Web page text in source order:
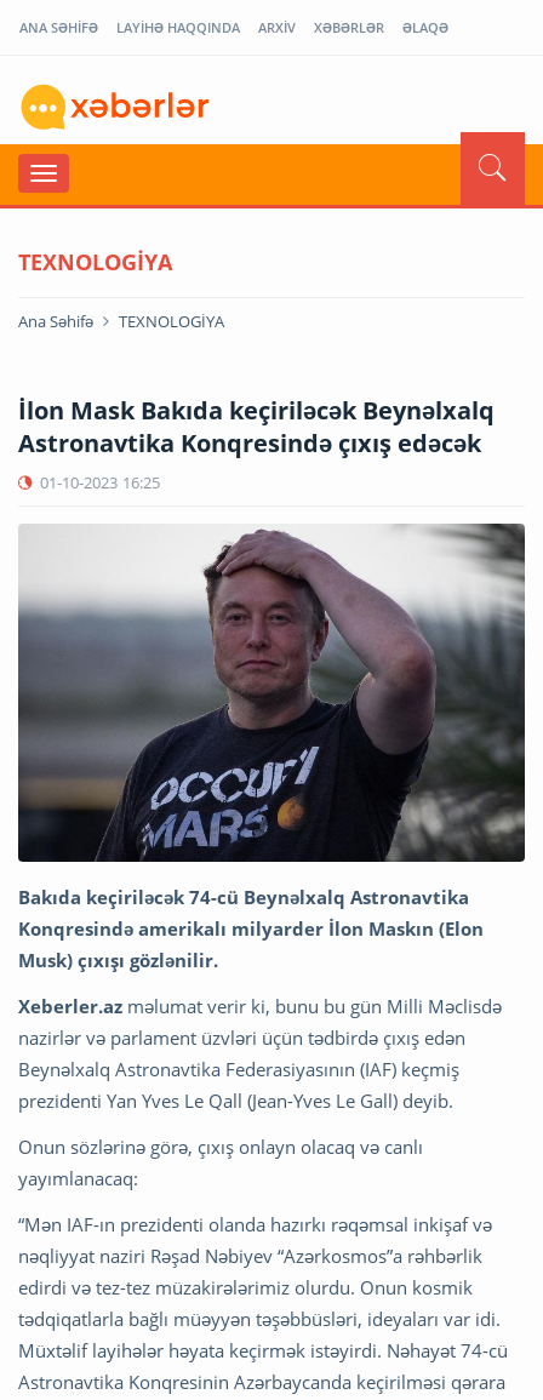
ANA SƏHİFƏ LAYİHƏ HAQQINDA ARXİV XƏBƏRLƏR ƏLAQƏ
TEXNOLOGİYA
Ana Səhifə TEXNOLOGİYA
İlon Mask Bakıda keçiriləcək Beynəlxalq
Astronavtika Konqresində çıxış edəcək
01-10-2023 16:25
Bakıda keçiriləcək 74-cü Beynəlxalq Astronavtika
Konqresində amerikalı milyarder İlon Maskın (Elon
Musk) çıxışı gözlənilir.
Xeberler.az məlumat verir ki, bunu bu gün Milli Məclisdə
nazirlər və parlament üzvləri üçün tədbirdə çıxış edən
Beynəlxalq Astronavtika Federasiyasının (IAF) keçmiş
prezidenti Yan Yves Le Qall (Jean-Yves Le Gall) deyib.
Onun sözlərinə görə, çıxış onlayn olacaq və canlı
yayımlanacaq:
“Mən IAF-ın prezidenti olanda hazırkı rəqəmsal inkişaf və
nəqliyyat naziri Rəşad Nəbiyev “Azərkosmos”a rəhbərlik
edirdi və tez-tez müzakirələrimiz olurdu. Onun kosmik
tədqiqatlarla bağlı müəyyən təşəbbüsləri, ideyaları var idi.
Müxtəlif layihələr həyata keçirmək istəyirdi. Nəhayət 74-cü
Astronavtika Konqresinin Azərbaycanda keçirilməsi qərara